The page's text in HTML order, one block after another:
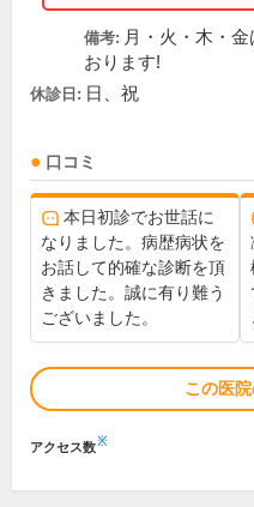
備考: 月・火・木・
おります!
休診日: 日、祝
口コミ
本日初診でお世話に
なりました。病歴病状を
お話して的確な診断を頂
きました。誠に有り難う
ございました。
この医
アクセス数※